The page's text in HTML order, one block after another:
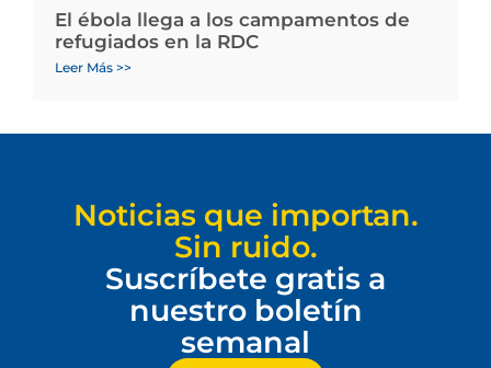
El ébola llega a los campamentos de
refugiados en la RDC
Leer Más >>
Noticias que importan.
Sin ruido.
Suscríbete gratis a
nuestro boletín
semanal